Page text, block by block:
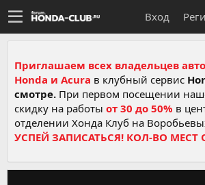
Вход
Приглашаем всех владельцев
Honda и Acura в клубный сервис
смотре. При первом посещении
скидку на работы от 30 до 50% в
отделении Хонда Клуб на
УСПЕЙ ЗАПИСАТЬСЯ! КОЛ-ВО МЕСТ